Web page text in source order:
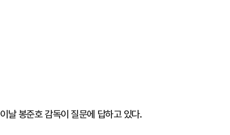
이날 봉준호 감독이 질문에 답하고 있다.